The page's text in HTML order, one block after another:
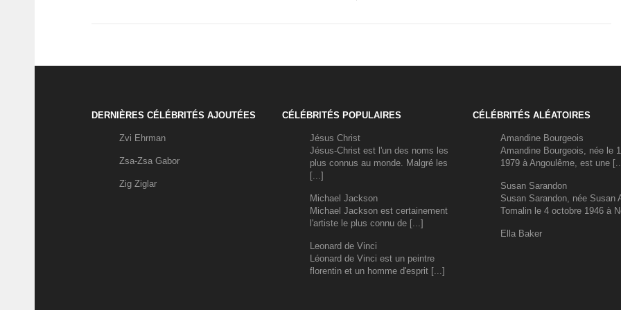
DERNIÈRES CÉLÉBRITÉS AJOUTÉES
Zvi Ehrman
Zsa-Zsa Gabor
Zig Ziglar
CÉLÉBRITÉS POPULAIRES
Jésus Christ
Jésus-Christ est l'un des noms les
plus connus au monde. Malgré les
[...]
Michael Jackson
Michael Jackson est certainement
l'artiste le plus connu de [...]
Leonard de Vinci
Léonard de Vinci est un peintre
florentin et un homme d'esprit [...]
CÉLÉBRITÉS ALÉATOIRES
Amandine Bourgeois
Amandine Bourgeois, née le
1979 à Angoulême, est une
Susan Sarandon
Susan Sarandon, née Susan
Tomalin le 4 octobre 1946 à
Ella Baker